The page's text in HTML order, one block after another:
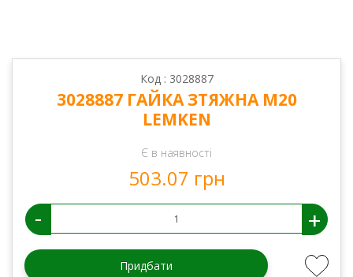
Код : 3028887
3028887 ГАЙКА ЗТЯЖНА М20
LEMKEN
Є в наявності
503.07 грн
- +
Придбати